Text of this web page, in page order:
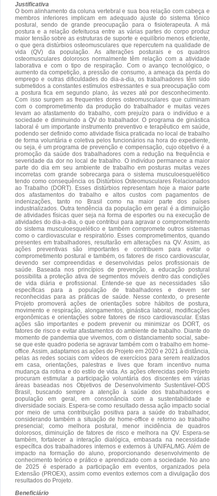
Justificativa
O bom alinhamento da coluna vertebral e sua boa relação com cabeça e
membros inferiores implicam em adequado ajuste do sistema tônico
postural, sendo de grande preocupação para o fisioterapeuta. A má
postura e a relação defeituosa entre as várias partes do corpo produz
maior tensão sobre as estruturas de suporte e equilíbrio menos eficiente,
o que gera distúrbios osteomusculares que repercutem na qualidade de
vida (QV) da população. As alterações posturais e os quadros
osteomusculares dolorosos normalmente têm relação com a atividade
laborativa e com o tipo de respiração. Com o avanço tecnológico, o
aumento da competição, a pressão de consumo, a ameaça da perda do
emprego e outras dificuldades do dia-a-dia, os trabalhadores têm sido
submetidos a constantes estímulos estressantes e sua preocupação com
a postura fica em segundo plano, às vezes até por desconhecimento.
Com isso surgem as frequentes dores osteomusculares que culminam
com o comprometimento da produção do trabalhador e muitas vezes
levam ao afastamento do trabalho, com prejuízo para o indivíduo e a
sociedade e diminuindo a QV do trabalhador. O programa de ginástica
laboral é um importante instrumento preventivo e terapêutico em saúde,
podendo ser definido como atividade física praticada no local de trabalho
de forma voluntária e coletiva pelos funcionários na hora do expediente,
ou seja, é um programa de prevenção e compensação, cujo objetivo é a
promoção da saúde dos trabalhadores com a redução na frequência e
severidade da dor no local de trabalho. O indivíduo permanece a maior
parte do dia em seu ambiente de trabalho em posturas muitas vezes
incorretas com grande sobrecarga para o sistema musculoesquelético
tendo como consequência os Distúrbios Osteomusculares Relacionados
ao Trabalho (DORT). Esses distúrbios representam hoje a maior parte
dos afastamentos do trabalho e altos custos com pagamentos de
indenizações, tanto no Brasil como na maior parte dos países
industrializados. Outra tendência da população em geral é a diminuição
de atividades físicas quer seja na forma de esportes ou na execução de
atividades do dia-a-dia, o que contribui para agravar o comprometimento
do sistema musculoesquelético e também compromete outros sistemas
como o cardiovascular e respiratório. Esses comprometimentos, quando
presentes em trabalhadores, resultarão em alterações na QV. Assim, as
ações preventivas são importantes e contribuem para evitar o
comprometimento postural e também, os fatores de risco cardiovascular,
devendo ser compreendidas e desenvolvidas pelos profissionais de
saúde. Baseada nos princípios de prevenção, a educação postural
possibilita a proteção ativa de segmentos móveis dentro das condições
de vida diária e profissional. Entende-se que as necessidades são
específicas para a população de trabalhadores e devem ser
reconhecidas para as práticas de saúde. Nesse contexto, o presente
Projeto promoverá ações de orientações sobre hábitos de postura,
movimento e respiração, alongamentos, ginástica laboral, modificações
ergonômicas e orientações sobre fatores de risco cardiovascular. Estas
ações são importantes e podem prevenir ou minimizar os DORT, os
fatores de risco e evitar afastamentos do ambiente de trabalho. Diante do
momento de pandemia que vivemos, com o distanciamento social, sabe-
se que este quadro poderia se agravar também com o trabalho em home-
office. Assim, adaptamos as ações do Projeto em 2020 e 2021 à distância,
pelas as redes sociais com vídeos de exercícios para serem realizados
em casa, orientações, palestras e lives que foram incentivo numa
mudança da rotina e do estilo de vida. As ações oferecidas pelo Projeto
procuram estimular a participação voluntária dos discentes em várias
áreas baseadas nos Objetivos de Desenvolvimento Sustentável-ODS
Brasil, buscando sempre a atenção à saúde dos trabalhadores e
população em geral, em consonância com a sustentabilidade e
diversidade sociais. Espera-se como resultado dessa ação impacto social
por meio de uma contribuição positiva para a saúde do trabalhador,
considerando também a situação de home-office e retorno ao trabalho
presencial; como melhora postural, menor incidência de quadros
dolorosos, diminuição de fatores de risco e melhora na QV. Espera-se
também, fortalecer a interação dialógica, embasada na necessidade
específica dos trabalhadores internos e externos à UNIFAL/MG. Além de
impacto na formação do aluno, proporcionando desenvolvimento de
conhecimento teórico e prático e aprendizado com a sociedade. No ano
de 2025 é esperado a participação em eventos, organizados pela
Extensão (PROEX), assim como eventos externos com a divulgação dos
resultados do Projeto.
Beneficiário